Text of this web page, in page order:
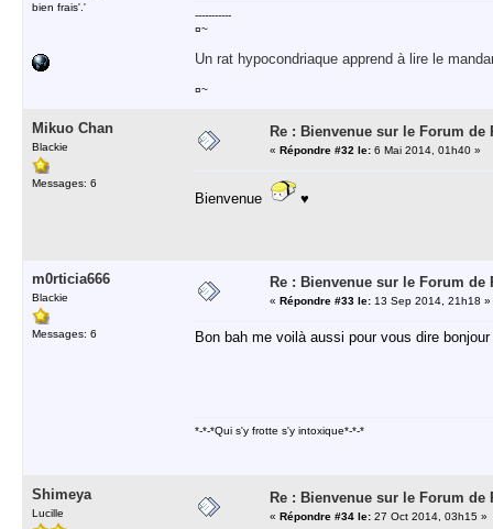
bien frais'.'
-----------
¤~
Un rat hypocondriaque apprend à lire le
¤~
Mikuo Chan
Blackie
Messages: 6
Re : Bienvenue sur le Forum de
« Répondre #32 le: 6 Mai 2014, 01h40 »
Bienvenue ♥
m0rticia666
Blackie
Messages: 6
Re : Bienvenue sur le Forum de
« Répondre #33 le: 13 Sep 2014, 21h18 »
Bon bah me voilà aussi pour vous dire
*-*-*Qui s'y frotte s'y intoxique*-*-*
Shimeya
Lucille
Re : Bienvenue sur le Forum de
« Répondre #34 le: 27 Oct 2014, 03h15 »